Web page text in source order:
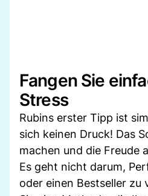
Fangen Sie
Stress
Rubins erster Tipp ist
sich keinen Druck! Das
machen und die Freude
Es geht nicht darum,
oder einen Bestseller zu